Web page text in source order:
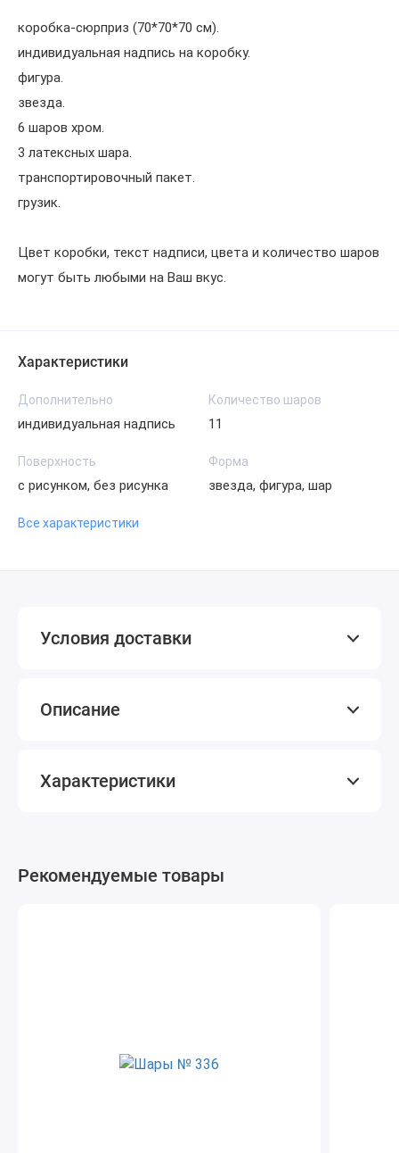
коробка-сюрприз (70*70*70 см).
индивидуальная надпись на коробку.
фигура.
звезда.
6 шаров хром.
3 латексных шара.
транспортировочный пакет.
грузик.
Цвет коробки, текст надписи, цвета и количество шаров
могут быть любыми на Ваш вкус.
Характеристики
Дополнительно
индивидуальная надпись
Количество шаров
11
Поверхность
с рисунком, без рисунка
Форма
звезда, фигура, шар
Все характеристики
Условия доставки
Описание
Характеристики
Рекомендуемые товары